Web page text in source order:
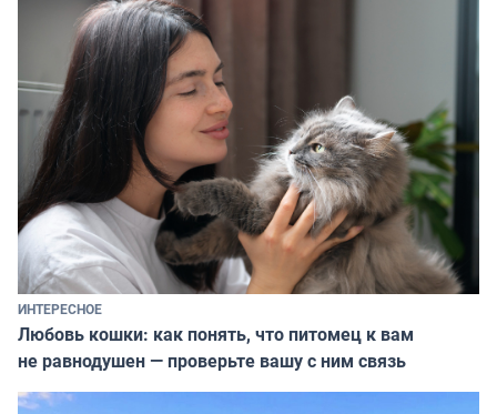
ИНТЕРЕСНОЕ
Любовь кошки: как понять, что питомец к вам
не равнодушен — проверьте вашу с ним связь